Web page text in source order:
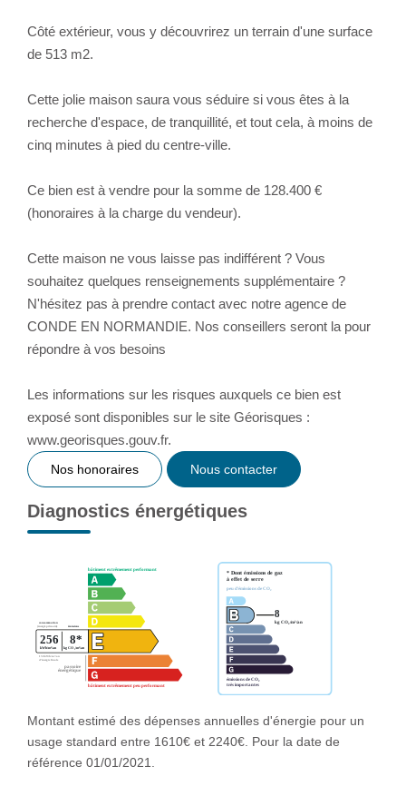
Côté extérieur, vous y découvrirez un terrain d'une surface
de 513 m2.
Cette jolie maison saura vous séduire si vous êtes à la
recherche d'espace, de tranquillité, et tout cela, à moins de
cinq minutes à pied du centre-ville.
Ce bien est à vendre pour la somme de 128.400 €
(honoraires à la charge du vendeur).
Cette maison ne vous laisse pas indifférent ? Vous
souhaitez quelques renseignements supplémentaire ?
N'hésitez pas à prendre contact avec notre agence de
CONDE EN NORMANDIE. Nos conseillers seront la pour
répondre à vos besoins
Les informations sur les risques auxquels ce bien est
exposé sont disponibles sur le site Géorisques :
www.georisques.gouv.fr.
Nos honoraires Nous contacter
Diagnostics énergétiques
Montant estimé des dépenses annuelles d'énergie pour un
usage standard entre 1610€ et 2240€. Pour la date de
référence 01/01/2021.